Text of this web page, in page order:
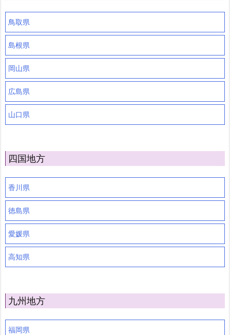
鳥取県
島根県
岡山県
広島県
山口県
四国地方
香川県
徳島県
愛媛県
高知県
九州地方
福岡県